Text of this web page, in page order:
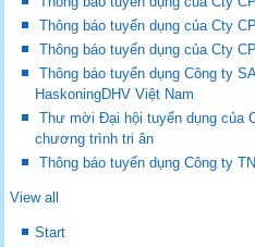
Thông báo tuyển dụng của Cty
Thông báo tuyển dụng của Cty
Thông báo tuyển dụng Công ty
HaskoningDHV Việt Nam
Thư mời Đại hội tuyển dụng của
chương trình tri ân
Thông báo tuyển dụng Công ty
View all
Start